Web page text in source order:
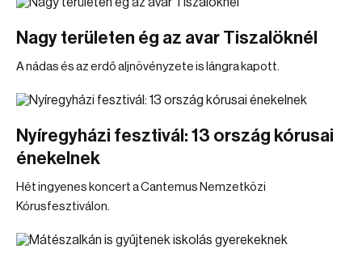
Nagy területen ég az avar Tiszalöknél
A nádas és az erdő aljnövényzete is lángra kapott.
Nyíregyházi fesztivál: 13 ország kórusai
énekelnek
Hét ingyenes koncert a Cantemus Nemzetközi
Kórusfesztiválon.